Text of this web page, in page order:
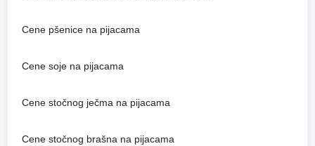
Cene pšenice na pijacama
Cene soje na pijacama
Cene stočnog ječma na pijacama
Cene stočnog brašna na pijacama